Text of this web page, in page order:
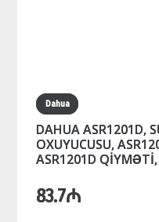
Dahua
DAHUA ASR1201D,
OXUYUCUSU,
ASR1201D QİYMƏTİ,
83.7₼